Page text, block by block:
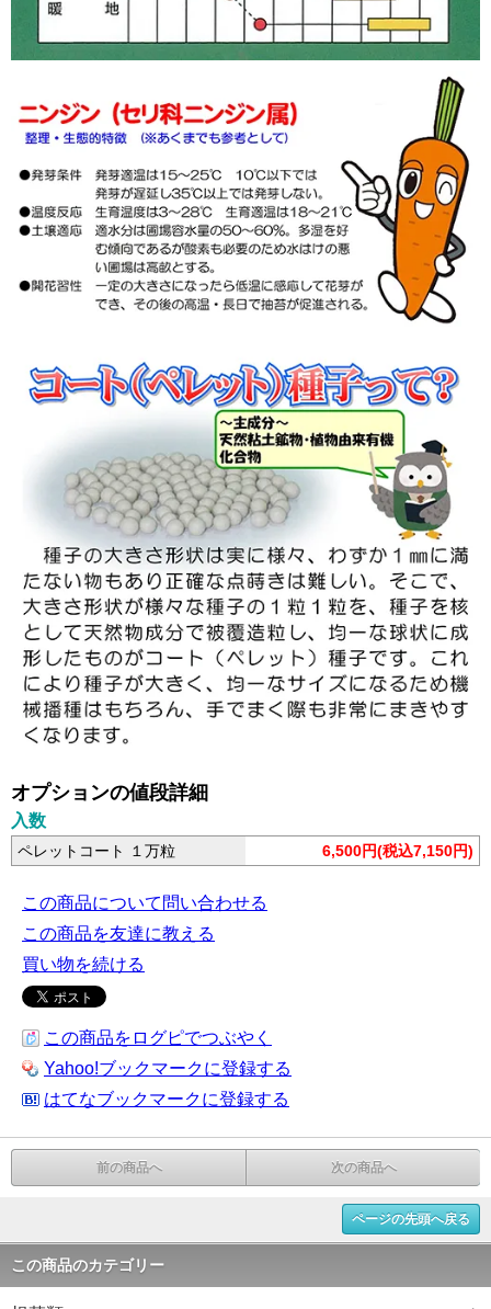
オプションの値段詳細
入数
ペレットコート １万粒 6,500円(税込7,150円)
この商品について問い合わせる
この商品を友達に教える
買い物を続ける
この商品をログピでつぶやく
Yahoo!ブックマークに登録する
はてなブックマークに登録する
前の商品へ 次の商品へ
ページの先頭へ戻る
この商品のカテゴリー